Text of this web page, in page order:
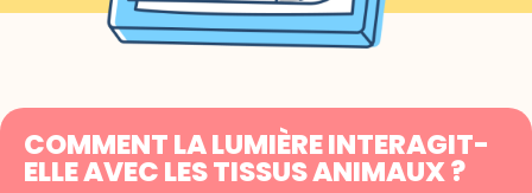
COMMENT LA LUMIÈRE INTERAGIT-
ELLE AVEC LES TISSUS ANIMAUX ?